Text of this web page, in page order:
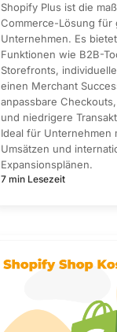
Shopify Plus ist die
Commerce-Lösung für
Unternehmen. Es
Funktionen wie B2B-
Storefronts,
einen Merchant
anpassbare
und niedrigere
Ideal für Unternehmen
Umsätzen und
Expansionsplänen.
7 min Lesezeit